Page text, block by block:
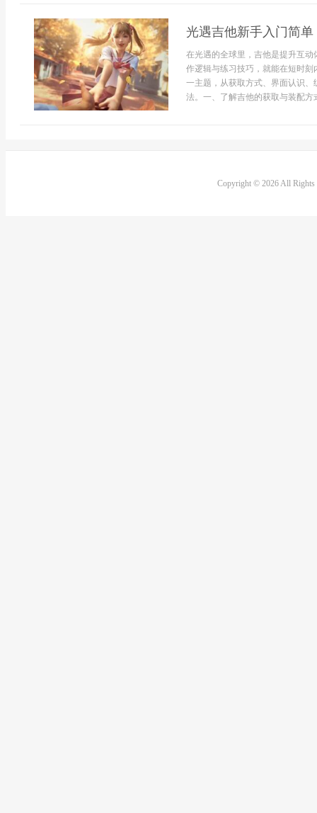
光遇吉他新手入门简单
在光遇的全球里，吉他是提升互
作逻辑与练习技巧，就能在短时
一主题，从获取方式、界面认识
法。一、了解吉他的获取与装配方
Copyright © 2026 All